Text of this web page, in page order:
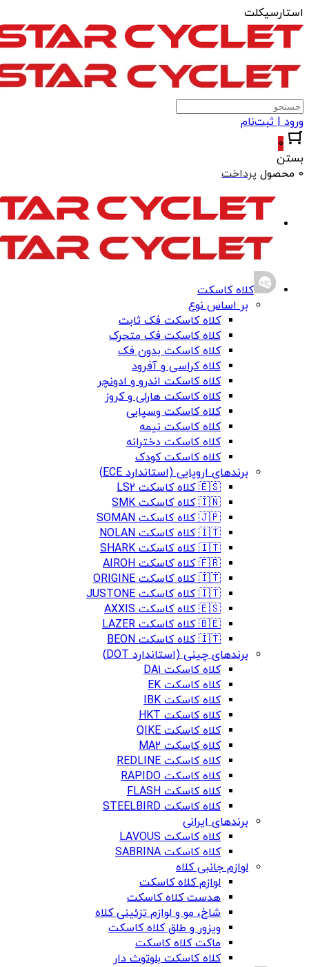
استارسیکلت
ورود | ثبت‌نام
0
بستن
0 محصول
پرداخت
کلاه کاسکت
بر اساس نوع
کلاه کاسکت فک ثابت
کلاه کاسکت فک متحرک
کلاه کاسکت بدون فک
کلاه کراسی و آفرود
کلاه کاسکت اندرو و ادونچر
کلاه کاسکت هارلی و کروز
کلاه کاسکت وسپایی
کلاه کاسکت نیمه
کلاه کاسکت دخترانه
کلاه کاسکت کودک
برندهای اروپایی (استاندارد ECE)
🇪🇸 کلاه کاسکت LS2
🇮🇳 کلاه کاسکت SMK
🇯🇵 کلاه کاسکت SOMAN
🇮🇹 کلاه کاسکت NOLAN
🇮🇹 کلاه کاسکت SHARK
🇫🇷 کلاه کاسکت AIROH
🇮🇹 کلاه کاسکت ORIGINE
🇮🇹 کلاه کاسکت JUSTONE
🇪🇸 کلاه کاسکت AXXIS
🇧🇪 کلاه کاسکت LAZER
🇮🇹 کلاه کاسکت BEON
برندهای چینی (استاندارد DOT)
کلاه کاسکت DA1
کلاه کاسکت EK
کلاه کاسکت IBK
کلاه کاسکت HKT
کلاه کاسکت QIKE
کلاه کاسکت MA2
کلاه کاسکت REDLINE
کلاه کاسکت RAPIDO
کلاه کاسکت FLASH
کلاه کاسکت STEELBIRD
برندهای ایرانی
کلاه کاسکت LAVOUS
کلاه کاسکت SABRINA
لوازم جانبی کلاه
لوازم کلاه کاسکت
هدست کلاه کاسکت
شاخ، مو و لوازم تزئینی کلاه
ویزور و طلق کلاه کاسکت
ماکت کلاه کاسکت
کلاه کاسکت بلوتوث دار